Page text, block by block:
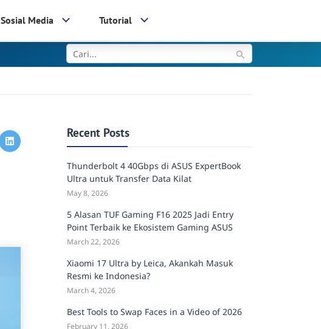
Sosial Media Tutorial
Recent Posts
Thunderbolt 4 40Gbps di ASUS ExpertBook
Ultra untuk Transfer Data Kilat
May 8, 2026
5 Alasan TUF Gaming F16 2025 Jadi Entry
Point Terbaik ke Ekosistem Gaming ASUS
March 22, 2026
Xiaomi 17 Ultra by Leica, Akankah Masuk
Resmi ke Indonesia?
March 4, 2026
Best Tools to Swap Faces in a Video of 2026
February 11, 2026